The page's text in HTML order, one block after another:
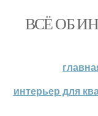
ВСЁ ОБ
интерьер для